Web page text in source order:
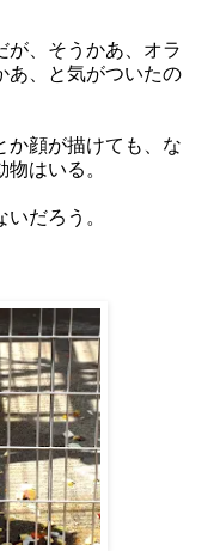
が、そうかあ、オラ
あ、と気がついたの
か顔が描けても、な
はいる。
だろう。